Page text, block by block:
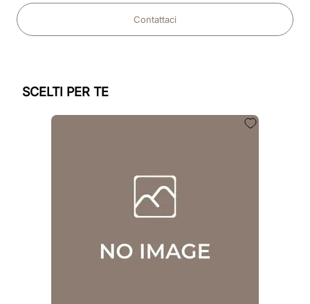
Contattaci
SCELTI PER TE